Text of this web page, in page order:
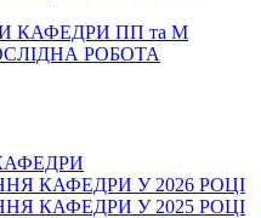
КАФЕДРИ ПП та М
РОБОТА
КАФЕДРИ У 2026 РОЦІ
КАФЕДРИ У 2025 РОЦІ